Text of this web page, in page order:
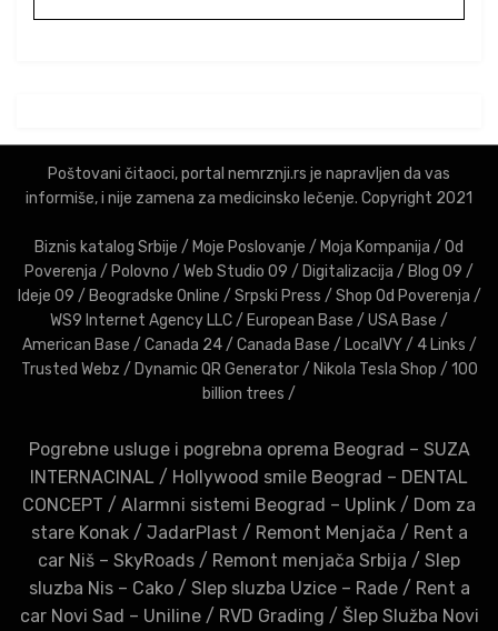
Poštovani čitaoci, portal nemrznji.rs je napravljen da vas
informiše, i nije zamena za medicinsko lečenje. Copyright 2021
Biznis katalog Srbije / Moje Poslovanje / Moja Kompanija / Od
Poverenja / Polovno / Web Studio 09 / Digitalizacija / Blog 09 /
Ideje 09 / Beogradske Online / Srpski Press / Shop Od Poverenja /
WS9 Internet Agency LLC/ European Base / USA Base /
American Base / Canada 24/ Canada Base / LocalVY/ 4 Links /
Trusted Webz / Dynamic QR Generator/ Nikola Tesla Shop / 100
billion trees /
Pogrebne usluge i pogrebna oprema Beograd – SUZA
INTERNACINAL / Hollywood smile Beograd – DENTAL
CONCEPT / Alarmni sistemi Beograd – Uplink / Dom za
stare Konak/ JadarPlast / Remont Menjača / Rent a
car Niš – SkyRoads / Remont menjača Srbija / Slep
sluzba Nis – Cako/ Slep sluzba Uzice – Rade/ Rent a
car Novi Sad – Uniline/ RVD Grading / Šlep Služba Novi